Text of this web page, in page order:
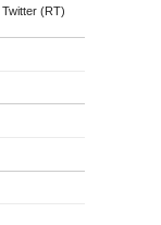
Twitter (RT)